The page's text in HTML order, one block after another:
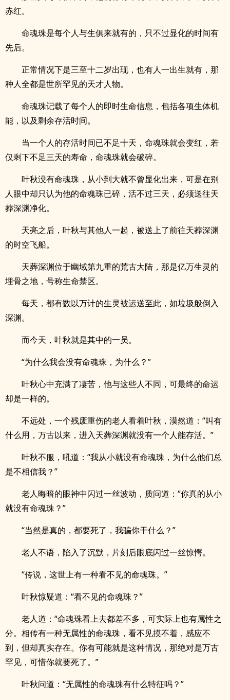
赤红。
命魂珠是每个人与生俱来就有的，只不过显化的时间有
先后。
正常情况下是三至十二岁出现，也有人一出生就有，那
种人全都是世所罕见的天才人物。
命魂珠记载了每个人的即时生命信息，包括各项生体机
能，以及剩余存活时间。
当一个人的存活时间已不足十天，命魂珠就会变红，若
仅剩下不足三天的寿命，命魂珠就会破碎。
叶秋没有命魂珠，从小到大就不曾显化出来，可是在别
人眼中却只认为他的命魂珠已碎，活不过三天，必须送往天
葬深渊净化。
天亮之后，叶秋与其他人一起，被送上了前往天葬深渊
的时空飞船。
天葬深渊位于幽域第九重的荒古大陆，那是亿万生灵的
埋骨之地，号称生命禁区。
每天，都有数以万计的生灵被运送至此，如垃圾般倒入
深渊。
而今天，叶秋就是其中的一员。
“为什么我会没有命魂珠，为什么？”
叶秋心中充满了凄苦，他与这些人不同，可最终的命运
却是一样的。
不远处，一个残废重伤的老人看着叶秋，漠然道：“叫有
什么用，万古以来，进入天葬深渊就没有一个人能存活。”
叶秋不服，吼道：“我从小就没有命魂珠，为什么他们总
是不相信我？”
老人晦暗的眼神中闪过一丝波动，质问道：“你真的从小
就没有命魂珠？”
“当然是真的，都要死了，我骗你干什么？”
老人不语，陷入了沉默，片刻后眼底闪过一丝惊愕。
“传说，这世上有一种看不见的命魂珠。”
叶秋惊疑道：“看不见的命魂珠？”
老人道：“命魂珠看上去都差不多，可实际上也有属性之
分。相传有一种无属性的命魂珠，看不见摸不着，感应不
到，但却真实存在。你有可能就是这种情况，那绝对是万古
罕见，可惜你就要死了。”
叶秋问道：“无属性的命魂珠有什么特征吗？”